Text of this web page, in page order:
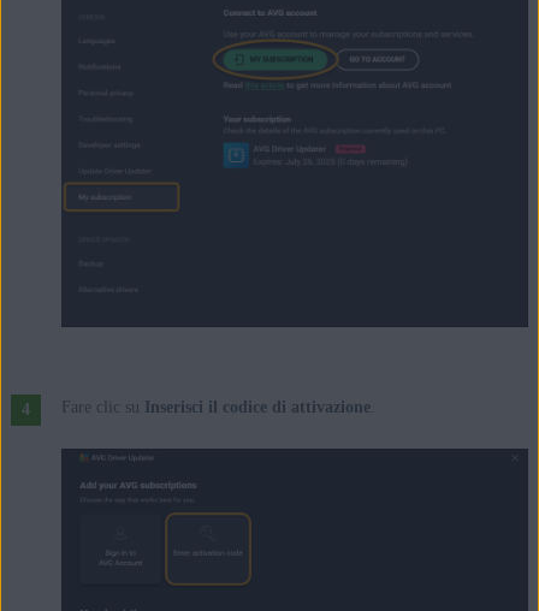
Fare clic su Inserisci il codice di attivazione.